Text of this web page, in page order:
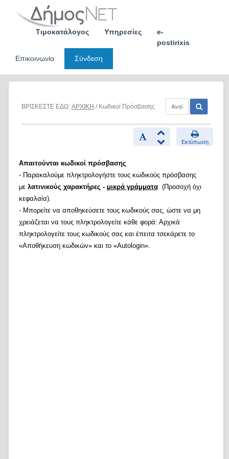
Τιμοκατάλογος Υπηρεσίες
e-
postirixis
Επικοινωνία
Σύνδεση
ΒΡΙΣΚΕΣΤΕ ΕΔΩ: ΑΡΧΙΚΗ / Κωδικοί Πρόσβασης
Εκτύπωση
Απαιτούνται κωδικοί πρόσβασης
- Παρακαλούμε πληκτρολογήστε τους κωδικούς πρόσβασης
με λατινικούς χαρακτήρες - μικρά γράμματα(Προσοχή όχι
κεφαλαία).
- Μπορείτε να αποθηκεύσετε τους κωδικούς σας, ώστε να μη
χρειάζεται να τους πληκτρολογείτε κάθε φορά: Αρχικά
πληκτρολογείτε τους κωδικούς σας και έπειτα τσεκάρετε το
«Αποθήκευση κωδικών» και το «Autologin».